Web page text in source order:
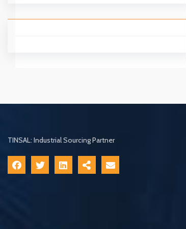
TINSAL: Industrial Sourcing Partner